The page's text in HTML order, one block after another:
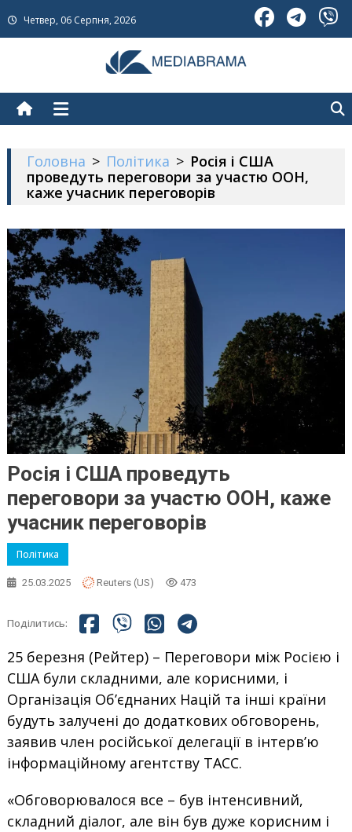
to
Четвер, 06 Серпня, 2026
Головна > Політика > Росія і США
проведуть переговори за участю ООН,
каже учасник переговорів
Росія і США проведуть
переговори за участю ООН, каже
учасник переговорів
Політика
25.03.2025 Reuters (US) 473
Поділитись:
25 березня (Рейтер) – Переговори між Росією і
США були складними, але корисними, і
Організація Об’єднаних Націй та інші країни
будуть залучені до додаткових обговорень,
заявив член російської делегації в інтерв’ю
інформаційному агентству ТАСС.
«Обговорювалося все – був інтенсивний,
складний діалог, але він був дуже корисним і